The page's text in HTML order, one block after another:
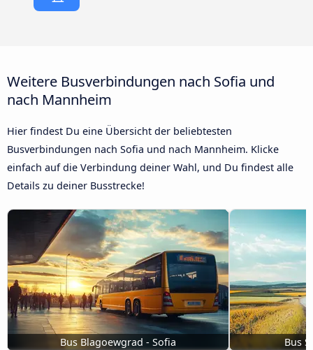
Weitere Busverbindungen nach Sofia und
nach Mannheim
Hier findest Du eine Übersicht der beliebtesten
Busverbindungen nach Sofia und nach Mannheim. Klicke
einfach auf die Verbindung deiner Wahl, und Du findest alle
Details zu deiner Busstrecke!
Bus Blagoewgrad - Sofia Bus